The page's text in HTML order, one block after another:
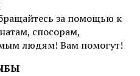
за помощью к
спосорам,
людям! Вам помогут!